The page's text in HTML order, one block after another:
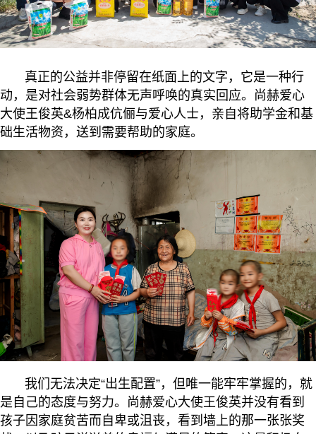
真正的公益并非停留在纸面上的文字，它是一种行
动，是对社会弱势群体无声呼唤的真实回应。尚赫爱心
大使王俊英&杨柏成伉俪与爱心人士，亲自将助学金和基
础生活物资，送到需要帮助的家庭。
我们无法决定“出生配置”，但唯一能牢牢掌握的，就
是自己的态度与努力。尚赫爱心大使王俊英并没有看到
孩子因家庭贫苦而自卑或沮丧，看到墙上的那一张张奖